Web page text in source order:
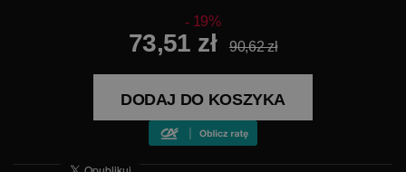
19%
73,51 zł 90,62 zł
DODAJ DO KOSZYKA